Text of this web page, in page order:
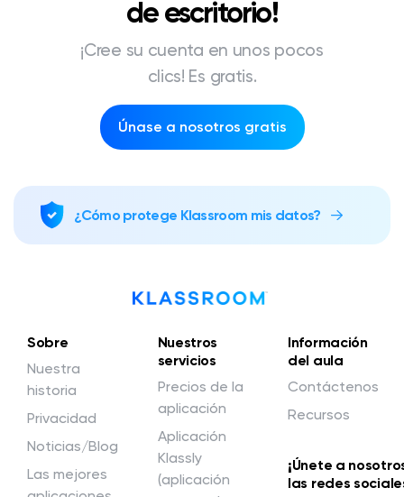
de escritorio!
¡Cree su cuenta en unos pocos
clics! Es gratis.
Únase a nosotros gratis
¿Cómo protege Klassroom mis datos?
Sobre
Nuestra
historia
Privacidad
Noticias/Blog
Las mejores
Nuestros
servicios
Precios de la
aplicación
Aplicación
Klassly
(aplicación
Información
del aula
Contáctenos
Recursos
¡Únete a
las redes